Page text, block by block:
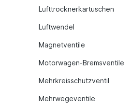
Lufttrocknerkartuschen
Luftwendel
Magnetventile
Motorwagen-Bremsventile
Mehrkreisschutzventil
Mehrwegeventile